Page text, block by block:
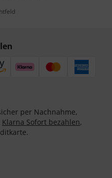
per Nachnahme,
Klarna Sofort bezahlen,